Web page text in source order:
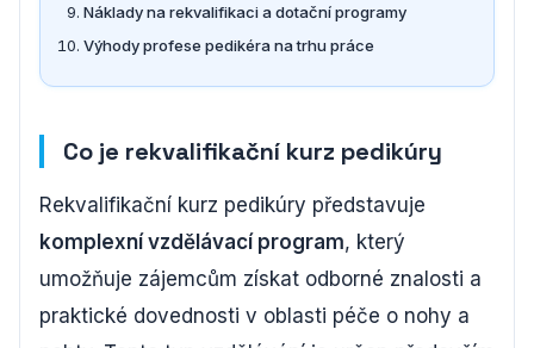
Náklady na rekvalifikaci a dotační programy
Výhody profese pedikéra na trhu práce
Co je rekvalifikační kurz pedikúry
Rekvalifikační kurz pedikúry představuje
komplexní vzdělávací program, který
umožňuje zájemcům získat odborné znalosti a
praktické dovednosti v oblasti péče o nohy a